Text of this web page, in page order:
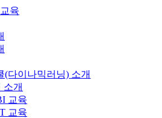
육
(다이나믹러닝) 소개
소개
교육
교육